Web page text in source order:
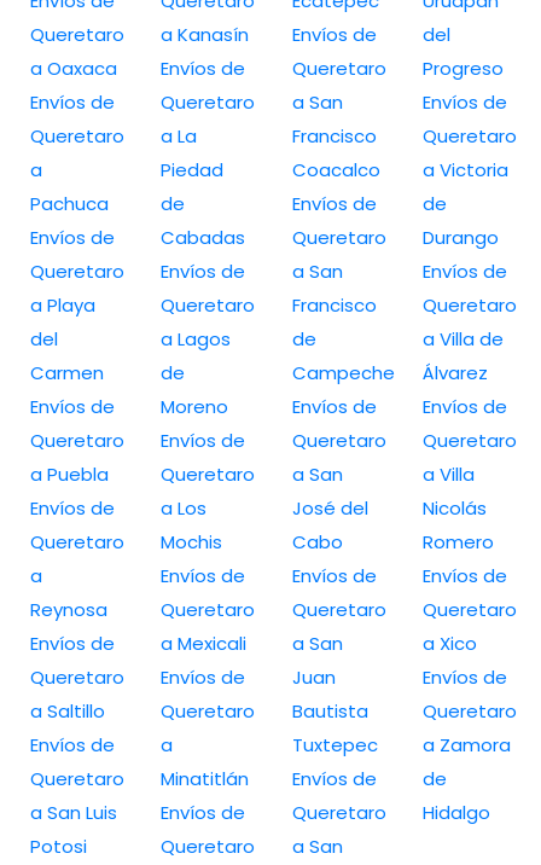
Queretaro
a Oaxaca
Envíos de
Queretaro
a
Pachuca
Envíos de
Queretaro
a Playa
del
Carmen
Envíos de
Queretaro
a Puebla
Envíos de
Queretaro
a
Reynosa
Envíos de
Queretaro
a Saltillo
Envíos de
Queretaro
a San Luis
Potosi
a Kanasín
Envíos de
Queretaro
a La
Piedad
de
Cabadas
Envíos de
Queretaro
a Lagos
de
Moreno
Envíos de
Queretaro
a Los
Mochis
Envíos de
Queretaro
a Mexicali
Envíos de
Queretaro
a
Minatitlán
Envíos de
Queretaro
Envíos de
Queretaro
a San
Francisco
Coacalco
Envíos de
Queretaro
a San
Francisco
de
Campeche
Envíos de
Queretaro
a San
José del
Cabo
Envíos de
Queretaro
a San
Juan
Bautista
Tuxtepec
Envíos de
Queretaro
a San
del
Progreso
Envíos de
Queretaro
a Victoria
de
Durango
Envíos de
Queretaro
a Villa de
Álvarez
Envíos de
Queretaro
a Villa
Nicolás
Romero
Envíos de
Queretaro
a Xico
Envíos de
Queretaro
a Zamora
de
Hidalgo